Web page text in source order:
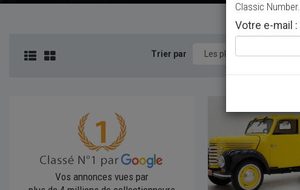
Trier par
Vos annonces vues par
Classic Number.
Votre e-mail :